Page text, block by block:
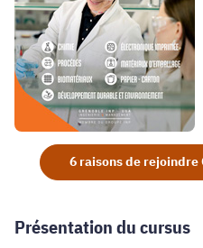
6 raisons de rejoindre
Présentation du cursus